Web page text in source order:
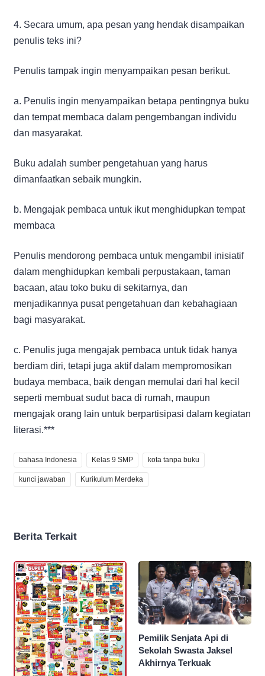
4. Secara umum, apa pesan yang hendak disampaikan
penulis teks ini?
Penulis tampak ingin menyampaikan pesan berikut.
a. Penulis ingin menyampaikan betapa pentingnya buku
dan tempat membaca dalam pengembangan individu
dan masyarakat.
Buku adalah sumber pengetahuan yang harus
dimanfaatkan sebaik mungkin.
b. Mengajak pembaca untuk ikut menghidupkan tempat
membaca
Penulis mendorong pembaca untuk mengambil inisiatif
dalam menghidupkan kembali perpustakaan, taman
bacaan, atau toko buku di sekitarnya, dan
menjadikannya pusat pengetahuan dan kebahagiaan
bagi masyarakat.
c. Penulis juga mengajak pembaca untuk tidak hanya
berdiam diri, tetapi juga aktif dalam mempromosikan
budaya membaca, baik dengan memulai dari hal kecil
seperti membuat sudut baca di rumah, maupun
mengajak orang lain untuk berpartisipasi dalam kegiatan
literasi.***
bahasa Indonesia Kelas 9 SMP kota tanpa buku
kunci jawaban Kurikulum Merdeka
Berita Terkait
Pemilik Senjata Api di
Sekolah Swasta Jaksel
Akhirnya Terkuak